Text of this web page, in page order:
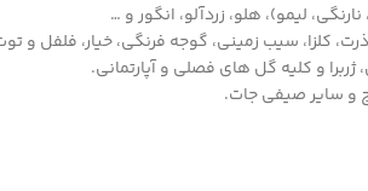
لیمو)، هلو، زردآلو، انگور و …
کلزا، سیب زمینی، گوجه فرنگی، خیار، فلفل و
ژربرا و کلیه گل های فصلی و آپارتمانی.
و سایر صیفی جات.